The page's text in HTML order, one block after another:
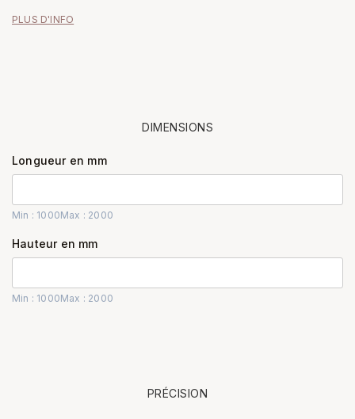
PLUS D'INFO
DIMENSIONS
Longueur en mm
Min : 1000Max : 2000
Hauteur en mm
Min : 1000Max : 2000
PRÉCISION